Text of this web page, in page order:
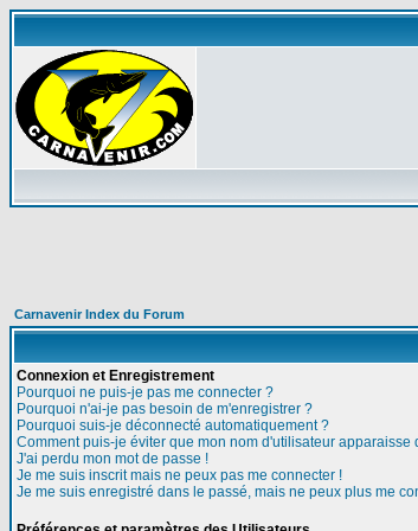
Carnavenir Index du Forum
Connexion et Enregistrement
Pourquoi ne puis-je pas me connecter ?
Pourquoi n'ai-je pas besoin de m'enregistrer ?
Pourquoi suis-je déconnecté automatiquement ?
Comment puis-je éviter que mon nom d'utilisateur
J'ai perdu mon mot de passe !
Je me suis inscrit mais ne peux pas me connecter !
Je me suis enregistré dans le passé, mais ne peux plus me